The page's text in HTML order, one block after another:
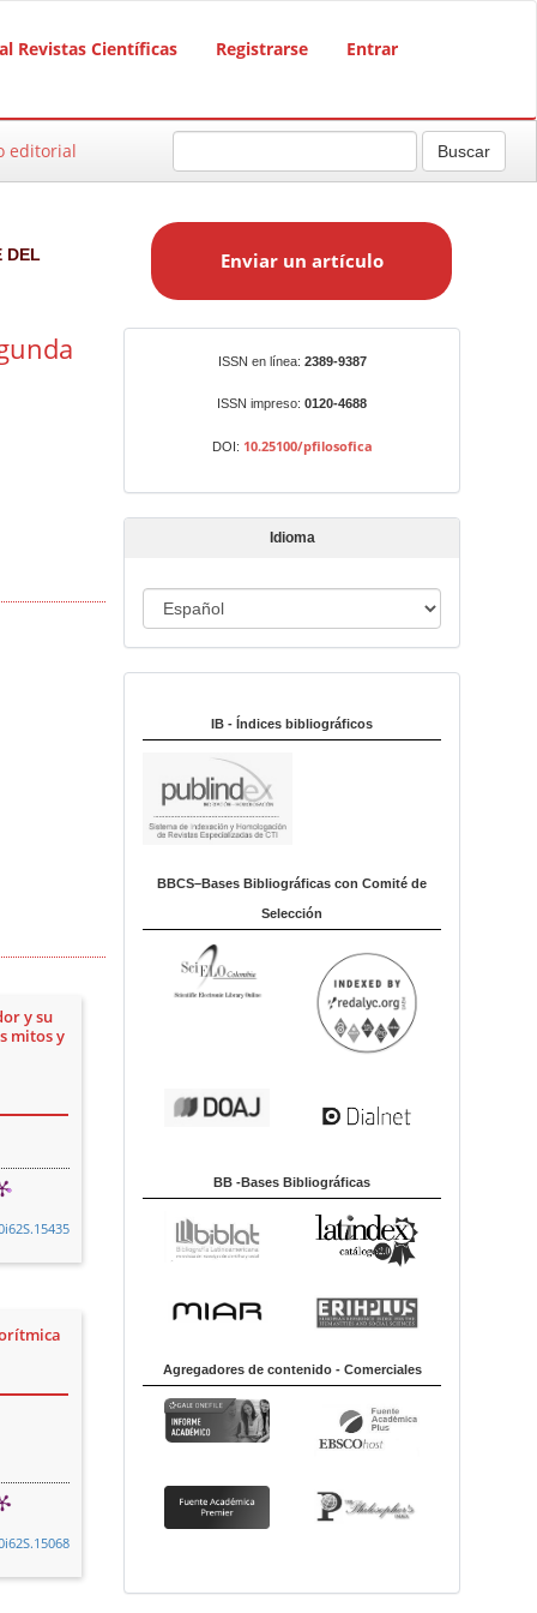
Revistas Científicas Registrarse Entrar
editorial Buscar
DEL
y su
mitos y
a
t
í
o
Enviar un artículo
ISSN en línea: 2389-9387
ISSN impreso: 0120-4688
DOI: 10.25100/pfilosofica
Idioma
d
m
IB - Índices bibliográficos
BBCS–Bases Bibliográficas con Comité de
Selección
BB -Bases Bibliográficas
Agregadores de contenido - Comerciales